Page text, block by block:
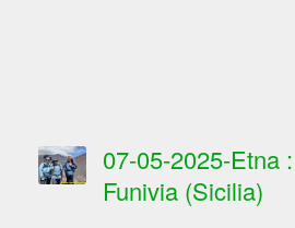
07-05-2025-Etna
Funivia (Sicilia)